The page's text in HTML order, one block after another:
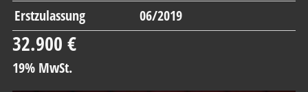
Erstzulassung 06/2019
32.900 €
19% MwSt.